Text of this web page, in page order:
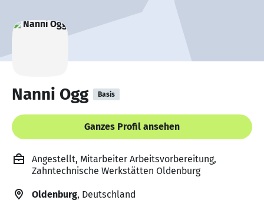
Nanni Ogg Basis
Ganzes Profil ansehen
Angestellt, Mitarbeiter Arbeitsvorbereitung,
Zahntechnische Werkstätten Oldenburg
Oldenburg, Deutschland